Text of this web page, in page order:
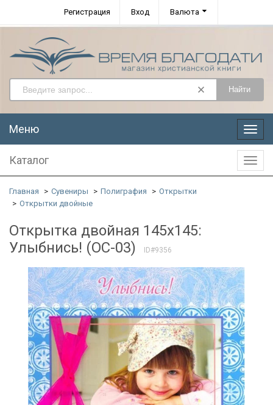
Регистрация Вход Валюта
Найти
Меню
Меню
Каталог
Главная Сувениры Полиграфия
Открытки
Открытки двойные
Открытка двойная 145x145:
Улыбнись! (ОС-03)
ID#9356